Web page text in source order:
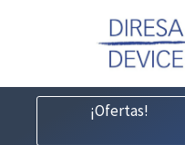
consultas@fedbuy.es|
¡Ofertas!